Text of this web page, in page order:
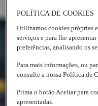
POLÍTICA DE COOKIES
Utilizamos cookies próprias
serviços e para lhe
preferências, analisando os
Para mais informações, ou
consulte a nossa Política de
Prima o botão Aceitar para
apresentadas.